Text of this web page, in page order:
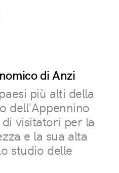
di Anzi
più alti della
dell'Appennino
visitatori per la
e la sua alta
studio delle